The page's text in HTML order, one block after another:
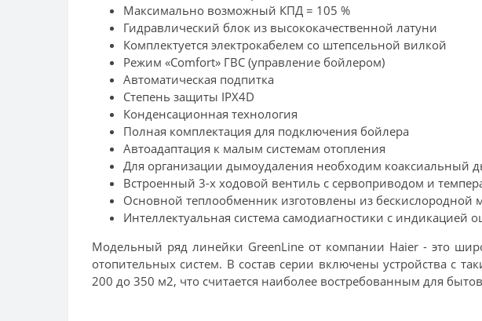
Максимально возможный КПД = 105 %
Гидравлический блок из высококачественной латуни
Комплектуется электрокабелем со штепсельной вилкой
Режим «Comfort» ГВС (управление бойлером)
Автоматическая подпитка
Степень защиты IPX4D
Конденсационная технология
Полная комплектация для подключения бойлера
Автоадаптация к малым системам отопления
Для организации дымоудаления необходим коаксиальный
Встроенный 3-х ходовой вентиль с сервоприводом и
Основной теплообменник изготовлены из бескислородной
Интеллектуальная система самодиагностики с индикацией
Модельный ряд линейки GreenLine от компании Haier - это
отопительных систем. В состав серии включены устройства с
200 до 350 м2, что считается наиболее востребованным для